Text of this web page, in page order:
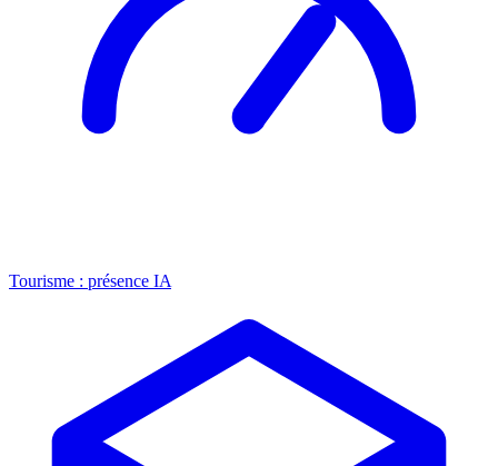
Tourisme : présence IA